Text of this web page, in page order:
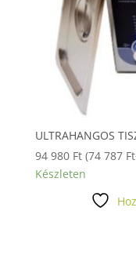
ULTRAHANGOS
94 980 Ft (74 787 Ft
Készleten